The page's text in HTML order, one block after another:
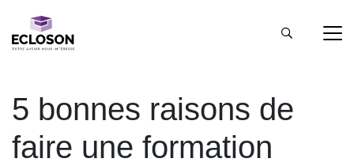
5 bonnes raisons de
faire une formation